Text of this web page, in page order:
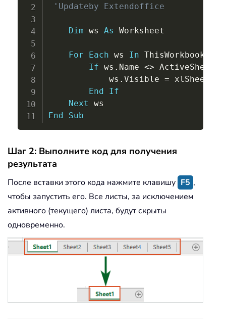
'Updateby Extendoffice
Dim ws As Worksheet
For Each ws In ThisWorkbook
If ws . Name <> ActiveSheet
            ws
. Visible =
End
If
Next
End
Sub
Шаг 2: Выполните код для получения
результата
После вставки этого кода нажмите клавишу F5 ,
чтобы запустить его. Все листы, за исключением
активного (текущего) листа, будут скрыты
одновременно.